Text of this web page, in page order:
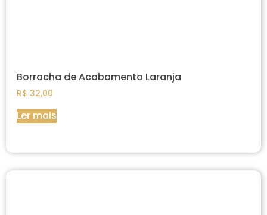
Borracha de Acabamento Laranja
R$ 32,00
Ler mais